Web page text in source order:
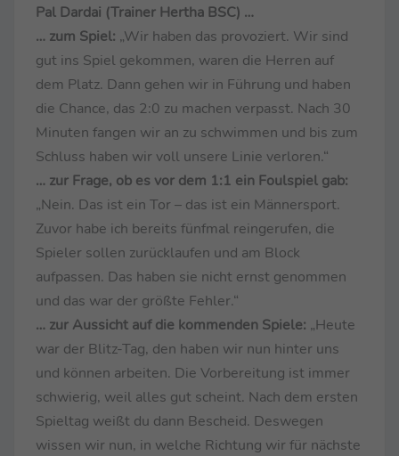
Pal Dardai (Trainer Hertha BSC) …
… zum Spiel: „Wir haben das provoziert. Wir sind
gut ins Spiel gekommen, waren die Herren auf
dem Platz. Dann gehen wir in Führung und haben
die Chance, das 2:0 zu machen verpasst. Nach 30
Minuten fangen wir an zu schwimmen und bis zum
Schluss haben wir voll unsere Linie verloren.“
… zur Frage, ob es vor dem 1:1 ein Foulspiel gab:
„Nein. Das ist ein Tor – das ist ein Männersport.
Zuvor habe ich bereits fünfmal reingerufen, die
Spieler sollen zurücklaufen und am Block
aufpassen. Das haben sie nicht ernst genommen
und das war der größte Fehler.“
… zur Aussicht auf die kommenden Spiele: „Heute
war der Blitz-Tag, den haben wir nun hinter uns
und können arbeiten. Die Vorbereitung ist immer
schwierig, weil alles gut scheint. Nach dem ersten
Spieltag weißt du dann Bescheid. Deswegen
wissen wir nun, in welche Richtung wir für nächste